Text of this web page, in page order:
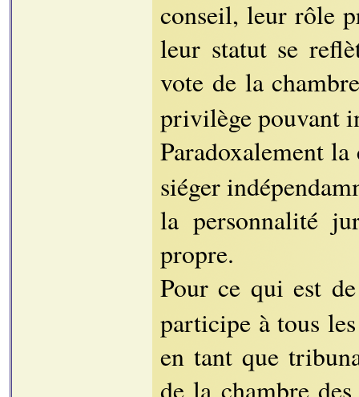
conseil, leur rôle
leur statut se
vote de la
privilège pouvant
Paradoxalement
siéger
la personnalité
propre.
Pour ce qui est
participe à tous
en tant que
de la chambre